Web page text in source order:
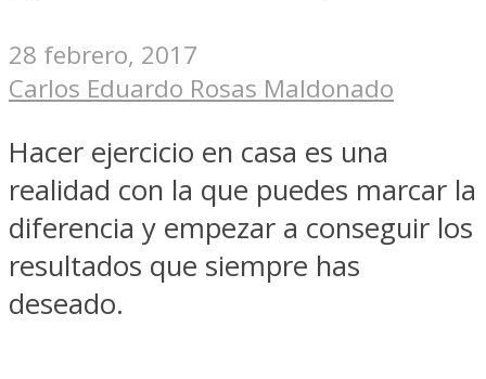
28 febrero, 2017
Carlos Eduardo Rosas Maldonado
Hacer ejercicio en casa es una
realidad con la que puedes marcar la
diferencia y empezar a conseguir los
resultados que siempre has
deseado.